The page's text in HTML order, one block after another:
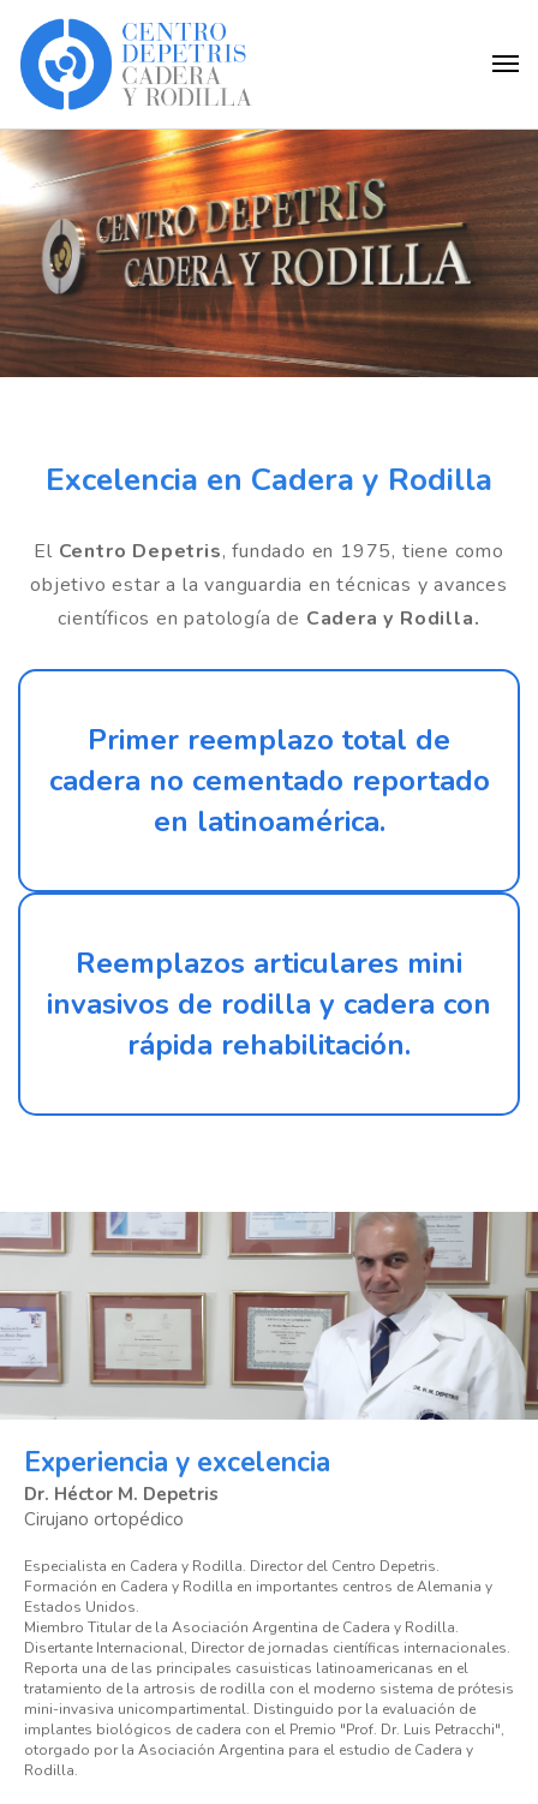
Excelencia en Cadera y Rodilla
El Centro Depetris, fundado en 1975, tiene como
objetivo estar a la vanguardia en técnicas y avances
científicos en patología de Cadera y Rodilla.
Primer reemplazo total de
cadera no cementado reportado
en latinoamérica.
Reemplazos articulares mini
invasivos de rodilla y cadera con
rápida rehabilitación.
Experiencia y excelencia
Dr. Héctor M. Depetris
Cirujano ortopédico
Especialista en Cadera y Rodilla. Director del Centro Depetris.
Formación en Cadera y Rodilla en importantes centros de Alemania y
Estados Unidos.
Miembro Titular de la Asociación Argentina de Cadera y Rodilla.
Disertante Internacional, Director de jornadas científicas internacionales.
Reporta una de las principales casuisticas latinoamericanas en el
tratamiento de la artrosis de rodilla con el moderno sistema de prótesis
mini-invasiva unicompartimental. Distinguido por la evaluación de
implantes biológicos de cadera con el Premio "Prof. Dr. Luis Petracchi",
otorgado por la Asociación Argentina para el estudio de Cadera y
Rodilla.